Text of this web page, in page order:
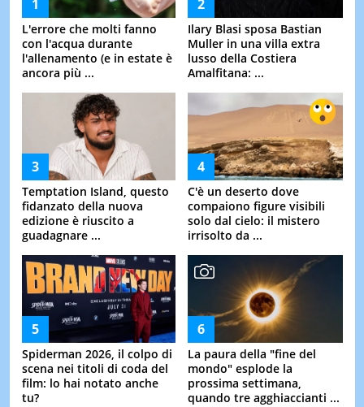
L'errore che molti fanno
con l'acqua durante
l'allenamento (e in estate è
ancora più ...
Ilary Blasi sposa Bastian
Muller in una villa extra
lusso della Costiera
Amalfitana: ...
Temptation Island, questo
fidanzato della nuova
edizione è riuscito a
guadagnare ...
C'è un deserto dove
compaiono figure visibili
solo dal cielo: il mistero
irrisolto da ...
Spiderman 2026, il colpo di
scena nei titoli di coda del
film: lo hai notato anche
tu?
La paura della "fine del
mondo" esplode la
prossima settimana,
quando tre agghiaccianti ...